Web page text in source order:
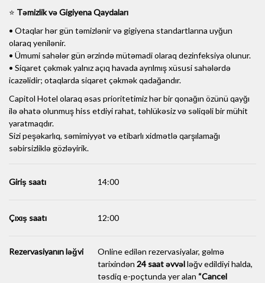
⭐ Təmizlik və Gigiyena Qaydaları
• Otaqlar hər gün təmizlənir və gigiyena standartlarına uyğun
olaraq yenilənir.
• Ümumi sahələr gün ərzində mütəmadi olaraq dezinfeksiya olunur.
• Siqaret çəkmək yalnız açıq havada ayrılmış xüsusi sahələrdə
icazəlidir; otaqlarda siqaret çəkmək qadağandır.
Capitol Hotel olaraq əsas prioritetimiz hər bir qonağın özünü qayğı
ilə əhatə olunmuş hiss etdiyi rahat, təhlükəsiz və səliqəli bir mühit
yaratmaqdır.
Sizi peşəkarlıq, səmimiyyət və etibarlı xidmətlə qarşılamağı
səbirsizliklə gözləyirik.
Giriş saatı 14:00
Çıxış saatı 12:00
Rezervasiyanın ləğvi
Online edilən rezervasiyalar, gəlmə
tarixindən 24 saat əvvəlləğv edildiyi halda,
təsdiq e-poçtunda yer alan “Cancel